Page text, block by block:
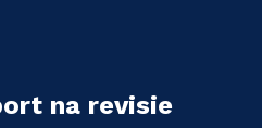
na revisie